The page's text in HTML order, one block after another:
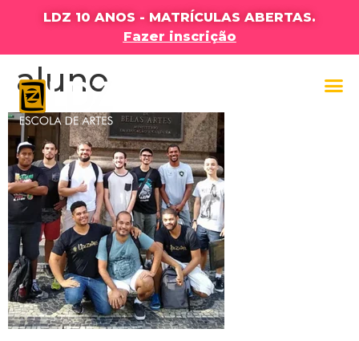
LDZ 10 ANOS - MATRÍCULAS ABERTAS.
Fazer inscrição
aluno